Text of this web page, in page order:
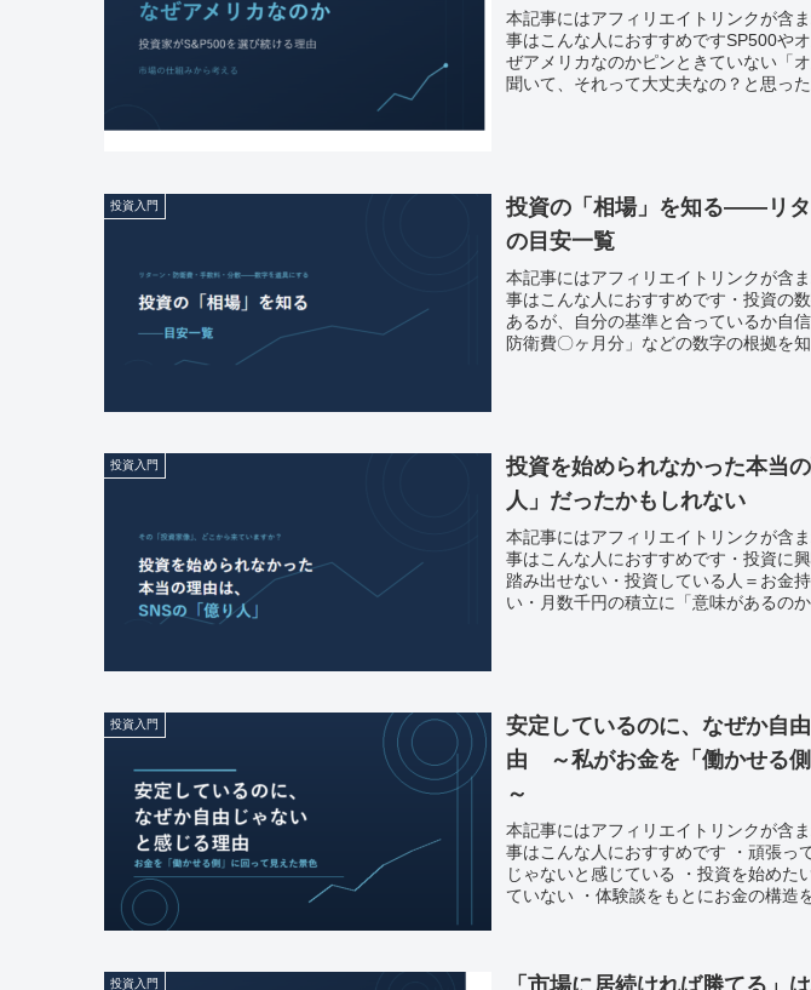
本記事にはアフィリエイトリンクが含
事はこんな人におすすめですSP500や
ぜアメリカなのかピンときていない「
聞いて、それって大丈夫なの？と思った
投資入門
投資の「相場」を知る——リ
の目安一覧
本記事にはアフィリエイトリンクが含
事はこんな人におすすめです・投資の
あるが、自分の基準と合っているか自
防衛費〇ヶ月分」などの数字の根拠を
投資入門
投資を始められなかった本当
人」だったかもしれない
本記事にはアフィリエイトリンクが含
事はこんな人におすすめです・投資に
踏み出せない・投資している人＝お金
い・月数千円の積立に「意味があるの
投資入門
安定しているのに、なぜか自
由 ～私がお金を「働かせる
～
本記事にはアフィリエイトリンクが含
事はこんな人におすすめです ・頑張っ
じゃないと感じている ・投資を始めた
ていない ・体験談をもとにお金の構造
投資入門